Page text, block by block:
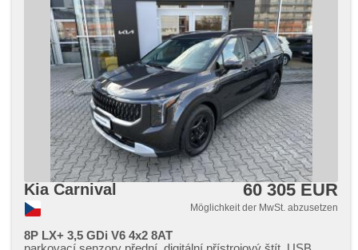
Scheibenwischersensor, Servolenkung,
Multifunktionslenkrad, beheizte Sitze, Alufelgen, beheizte
Spiegel, El. Spiegel, Bordcomputer, Navigation,
Wegfahrsperre, Zentralverriegelung mit Funkfernbedienung,
Elektronisches Stabilitätsprogramm (ESP),
Antriebsschlupfregelung (ASR), ABS
Kia Carnival 60 305 EUR
Möglichkeit der MwSt. abzusetzen
8P LX+ 3,5 GDi V6 4x2 8AT